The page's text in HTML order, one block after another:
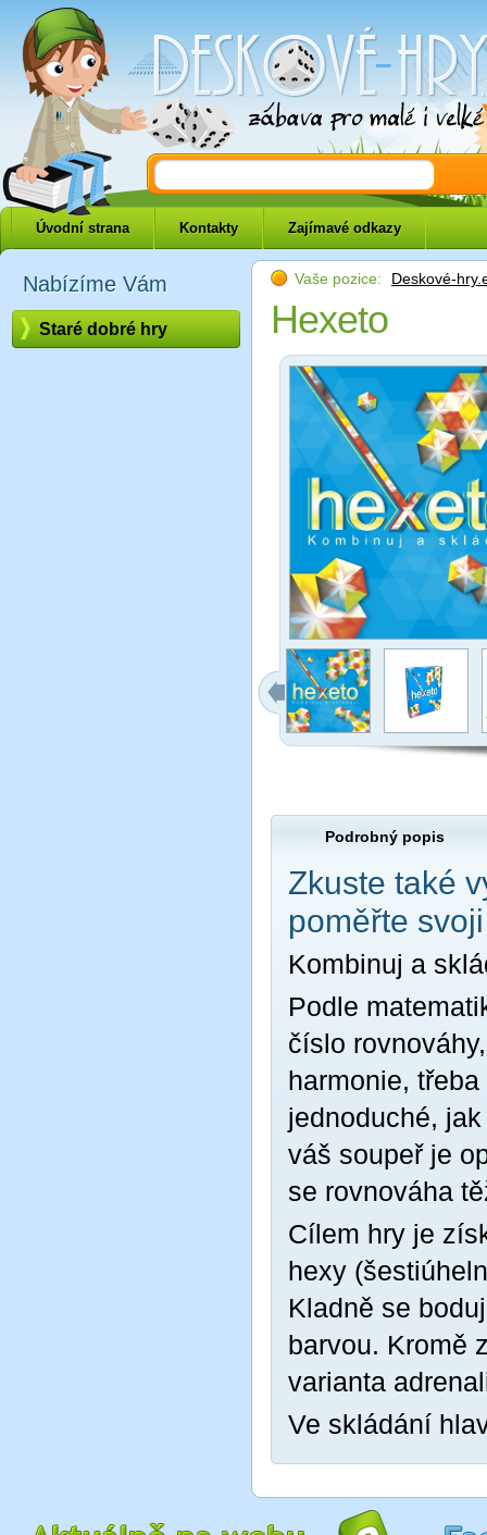
Deskové-hry.eu
Úvodní strana Kontakty Zajímavé odkazy
Nabízíme Vám
Staré dobré hry
Vaše pozice: Deskové-
Hexeto
Podrobný popis
Zkuste také
poměřte
Kombinuj a
Podle
číslo
harmonie,
jednoduché,
váš soupeř je
se rovnováha
Cílem hry je
hexy
Kladně se
barvou. Kromě
varianta
Ve skládání